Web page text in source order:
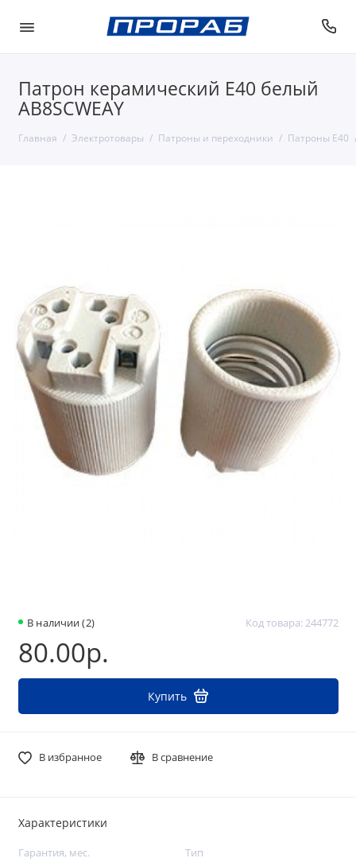
Патрон керамический E40 белый
AB8SCWEAY
Главная Электротовары Патроны и переходники Патроны Е40
В наличии (2) Код товара: 244772
80.00р.
Купить
В избранное В сравнение
Характеристики
Гарантия, мес. Тип